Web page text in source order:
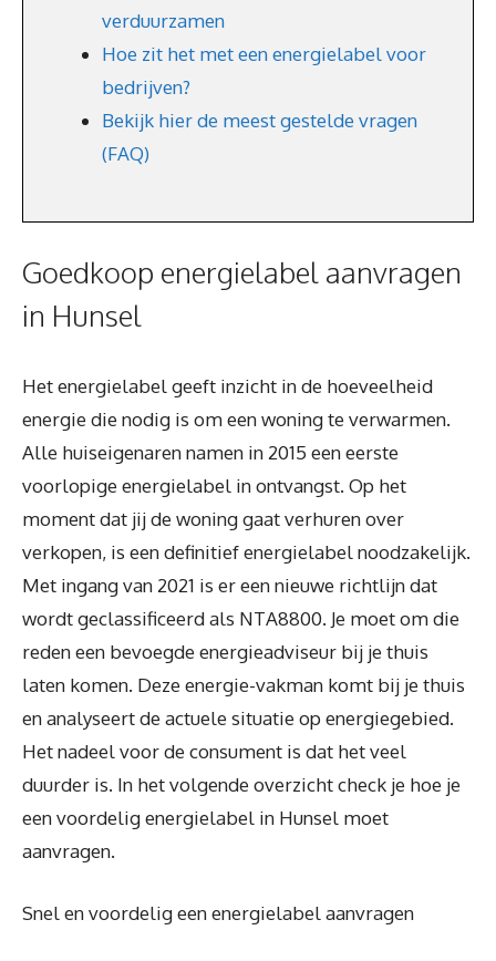
verduurzamen
Hoe zit het met een energielabel voor
bedrijven?
Bekijk hier de meest gestelde vragen
(FAQ)
Goedkoop energielabel aanvragen
in Hunsel
Het energielabel geeft inzicht in de hoeveelheid
energie die nodig is om een woning te verwarmen.
Alle huiseigenaren namen in 2015 een eerste
voorlopige energielabel in ontvangst. Op het
moment dat jij de woning gaat verhuren over
verkopen, is een definitief energielabel noodzakelijk.
Met ingang van 2021 is er een nieuwe richtlijn dat
wordt geclassificeerd als NTA8800. Je moet om die
reden een bevoegde energieadviseur bij je thuis
laten komen. Deze energie-vakman komt bij je thuis
en analyseert de actuele situatie op energiegebied.
Het nadeel voor de consument is dat het veel
duurder is. In het volgende overzicht check je hoe je
een voordelig energielabel in Hunsel moet
aanvragen.
Snel en voordelig een energielabel aanvragen